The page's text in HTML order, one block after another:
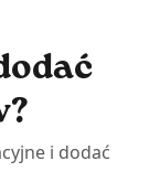
i dodać